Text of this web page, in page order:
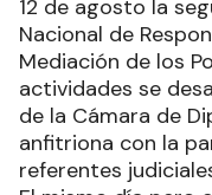
12 de agosto la
Nacional de
Mediación de los
actividades se
de la Cámara de
anfitriona con la
referentes